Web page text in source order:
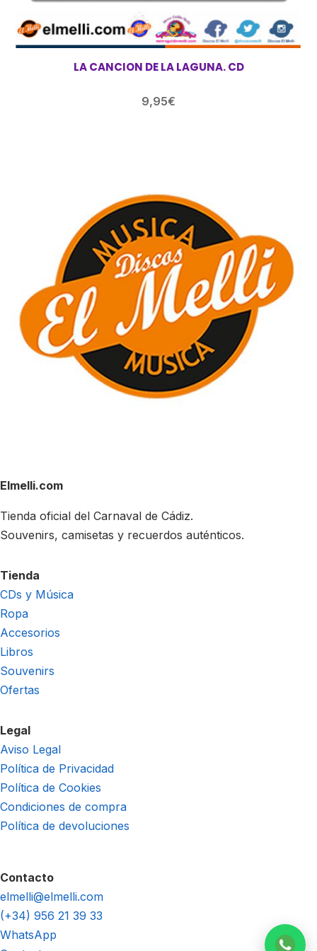
LA CANCION DE LA LAGUNA. CD
9,95€
Elmelli.com
Tienda oficial del Carnaval de Cádiz.
Souvenirs, camisetas y recuerdos auténticos.
Tienda
CDs y Música
Ropa
Accesorios
Libros
Souvenirs
Ofertas
Legal
Aviso Legal
Política de Privacidad
Política de Cookies
Condiciones de compra
Política de devoluciones
Contacto
elmelli@elmelli.com
(+34) 956 21 39 33
WhatsApp